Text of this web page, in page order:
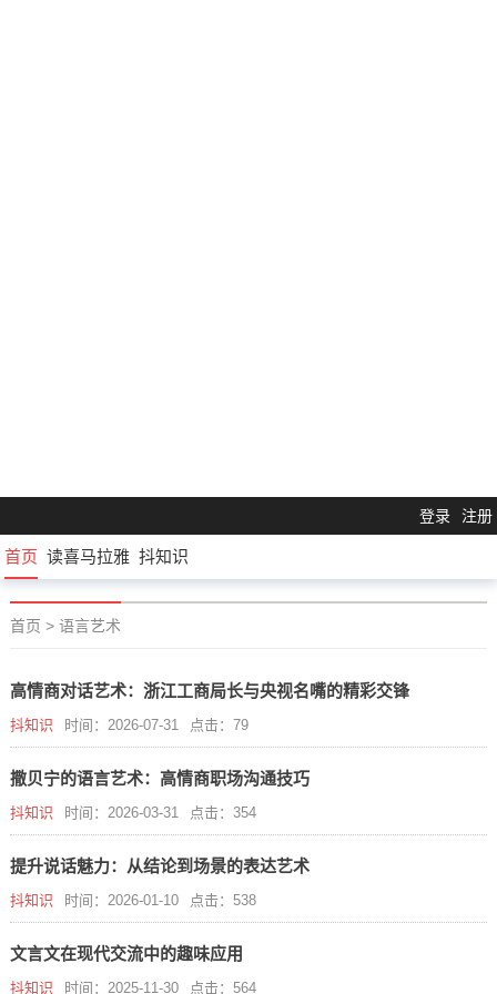
登录 注册
首页 读喜马拉雅 抖知识
首页 > 语言艺术
高情商对话艺术：浙江工商局长与央视名嘴的精彩交锋
抖知识 时间：2026-07-31 点击：79
撒贝宁的语言艺术：高情商职场沟通技巧
抖知识 时间：2026-03-31 点击：354
提升说话魅力：从结论到场景的表达艺术
抖知识 时间：2026-01-10 点击：538
文言文在现代交流中的趣味应用
抖知识 时间：2025-11-30 点击：564